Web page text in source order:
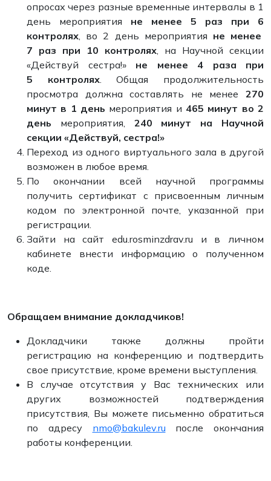
опросах через разные временные интервалы в 1
день мероприятия не менее 5 раз при 6
контролях, во 2 день мероприятия не менее
7 раз при 10 контролях, на Научной секции
«Действуй сестра!» не менее 4 раза при
5 контролях. Общая продолжительность
просмотра должна составлять не менее 270
минут в 1 день мероприятия и 465 минут во 2
день мероприятия, 240 минут на Научной
секции «Действуй, сестра!»
Переход из одного виртуального зала в другой
возможен в любое время.
По окончании всей научной программы
получить сертификат с присвоенным личным
кодом по электронной почте, указанной при
регистрации.
Зайти на сайт edu.rosminzdrav.ru и в личном
кабинете внести информацию о полученном
коде.
Обращаем внимание докладчиков!
Докладчики также должны пройти
регистрацию на конференцию и подтвердить
свое присутствие, кроме времени выступления.
В случае отсутствия у Вас технических или
других возможностей подтверждения
присутствия, Вы можете письменно обратиться
по адресу nmo@bakulev.ru после окончания
работы конференции.